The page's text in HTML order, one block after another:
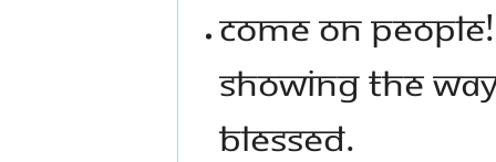
Come on
showing the
blessed.